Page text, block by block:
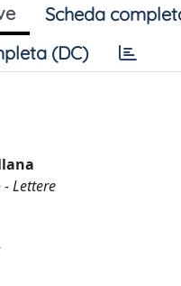
Scheda
(DC)
Lettere